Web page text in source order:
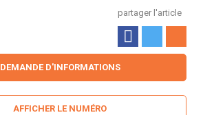
partager l'article
DEMANDE D'INFORMATIONS
AFFICHER LE NUMÉRO